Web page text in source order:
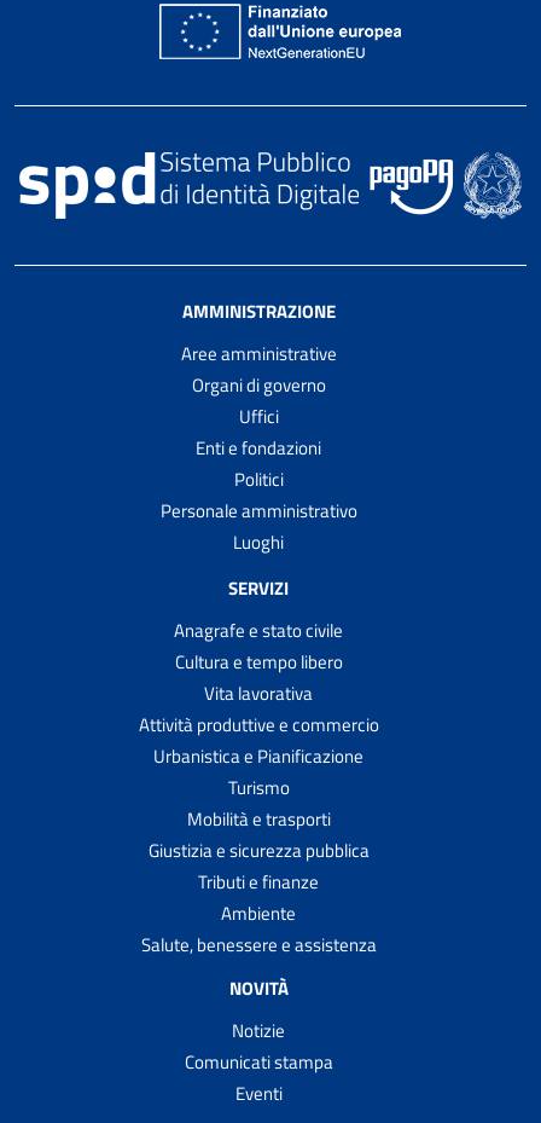
AMMINISTRAZIONE
Aree amministrative
Organi di governo
Uffici
Enti e fondazioni
Politici
Personale amministrativo
Luoghi
SERVIZI
Anagrafe e stato civile
Cultura e tempo libero
Vita lavorativa
Attività produttive e commercio
Urbanistica e Pianificazione
Turismo
Mobilità e trasporti
Giustizia e sicurezza pubblica
Tributi e finanze
Ambiente
Salute, benessere e assistenza
NOVITÀ
Notizie
Comunicati stampa
Eventi